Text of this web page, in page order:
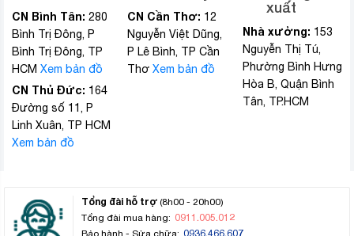
CN Bình Tân: 280
Bình Trị Đông, P
Bình Trị Đông, TP
HCM Xem bản đồ
CN Thủ Đức: 164
Đường số 11, P
Linh Xuân, TP HCM
Xem bản đồ
CN Cần Thơ: 12
Nguyễn Việt Dũng,
P Lê Bình, TP Cần
Thơ Xem bản đồ
xuất
Nhà xưởng: 153
Nguyễn Thị Tú,
Phường Bình Hưng
Hòa B, Quận Bình
Tân, TP.HCM
Tổng đài hỗ trợ (8h00 - 20h00)
Tổng đài mua hàng: 0911.005.012
Bảo hành - Sửa chữa: 0936.466.607